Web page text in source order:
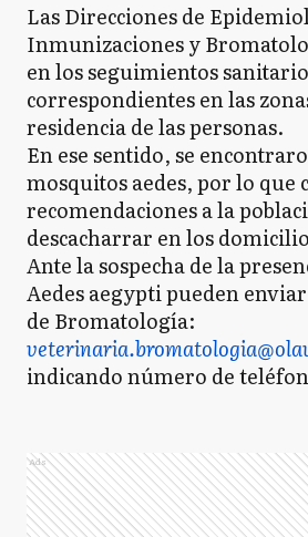
Las Direcciones de
Inmunizaciones y
en los seguimientos
correspondientes en las
residencia de las personas.
En ese sentido, se
mosquitos aedes, por lo que
recomendaciones a la
descacharrar en los
Ante la sospecha de la
Aedes aegypti pueden
de Bromatología:
indicando número de
Ads